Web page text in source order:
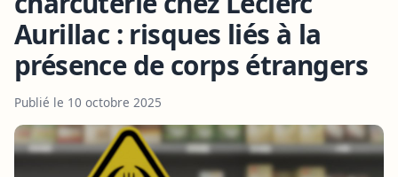
Aurillac : risques liés à la
présence de corps étrangers
Publié le 10 octobre 2025